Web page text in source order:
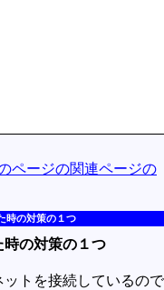
ページの関連ページの
時の対策の１つ
の対策の１つ
トを接続しているので